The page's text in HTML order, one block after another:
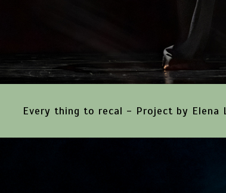
Every thing to recal - Project by Elena